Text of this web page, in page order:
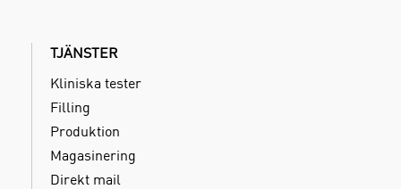
TJÄNSTER
Kliniska tester
Filling
Produktion
Magasinering
Direkt mail